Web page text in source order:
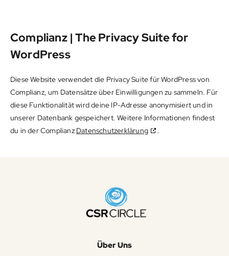
Complianz | The Privacy Suite for
WordPress
Diese Website verwendet die Privacy Suite für WordPress von
Complianz, um Datensätze über Einwilligungen zu sammeln. Für
diese Funktionalität wird deine IP-Adresse anonymisiert und in
unserer Datenbank gespeichert. Weitere Informationen findest
du in der Complianz Datenschutzerklärung .
Über Uns